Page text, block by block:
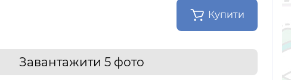
Купити
Завантажити 5 фото